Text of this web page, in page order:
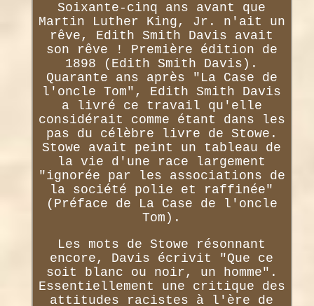
Soixante-cinq ans avant que
Martin Luther King, Jr. n'ait un
rêve, Edith Smith Davis avait
son rêve ! Première édition de
1898 (Edith Smith Davis).
Quarante ans après "La Case de
l'oncle Tom", Edith Smith Davis
a livré ce travail qu'elle
considérait comme étant dans les
pas du célèbre livre de Stowe.
Stowe avait peint un tableau de
la vie d'une race largement
"ignorée par les associations de
la société polie et raffinée"
(Préface de La Case de l'oncle
Tom).
Les mots de Stowe résonnant
encore, Davis écrivit "Que ce
soit blanc ou noir, un homme".
Essentiellement une critique des
attitudes racistes à l'ère de